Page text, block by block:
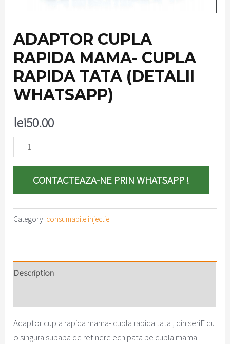
ADAPTOR CUPLA
RAPIDA MAMA- CUPLA
RAPIDA TATA (DETALII
WHATSAPP)
lei50.00
Adaptor
cupla
mama-
rapida
WhatsApp)
quantity
CONTACTEAZA-NE PRIN WHATSAPP !
Category: consumabile injectie
Description
Adaptor cupla rapida mama- cupla rapida tata , din seriE cu
o singura supapa de retinere echipata pe cupla mama.